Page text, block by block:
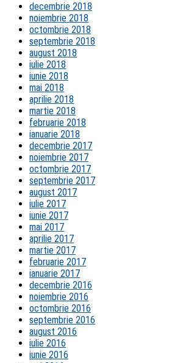
decembrie 2018
noiembrie 2018
octombrie 2018
septembrie 2018
august 2018
iulie 2018
iunie 2018
mai 2018
aprilie 2018
martie 2018
februarie 2018
ianuarie 2018
decembrie 2017
noiembrie 2017
octombrie 2017
septembrie 2017
august 2017
iulie 2017
iunie 2017
mai 2017
aprilie 2017
martie 2017
februarie 2017
ianuarie 2017
decembrie 2016
noiembrie 2016
octombrie 2016
septembrie 2016
august 2016
iulie 2016
iunie 2016